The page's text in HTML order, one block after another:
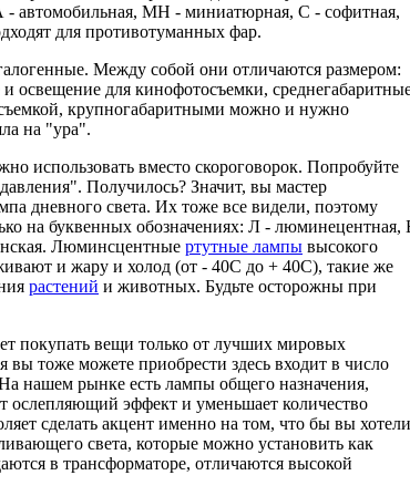
- автомобильная, МН - миниатюрная, С - софитная,
для противотуманных фар.
Между собой они отличаются размером:
для кинофотосъемки,
крупногабаритными можно и нужно
на "ура".
использовать вместо скороговорок. Попробуйте
Получилось? Значит, вы мастер
дневного света. Их тоже все видели, поэтому
на буквенных обозначениях: Л - люминецентная,
Люминсцентные ртутные лампы высокого
и жару и холод (от - 40С до + 40С), такие же
растений и животных. Будьте осторожны при
покупать вещи только от лучших мировых
тоже можете приобрести здесь входит в число
нашем рынке есть лампы общего назначения,
ослепляющий эффект и уменьшает количество
сделать акцент именно на том, что бы вы хотели
света, которые можно установить как
в трансформаторе, отличаются высокой